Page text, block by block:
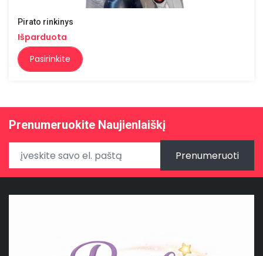
Pirato rinkinys
Išparduota
Pasirinkite
Prenumeruokite Naujienlaiškį
Prenumeruoti